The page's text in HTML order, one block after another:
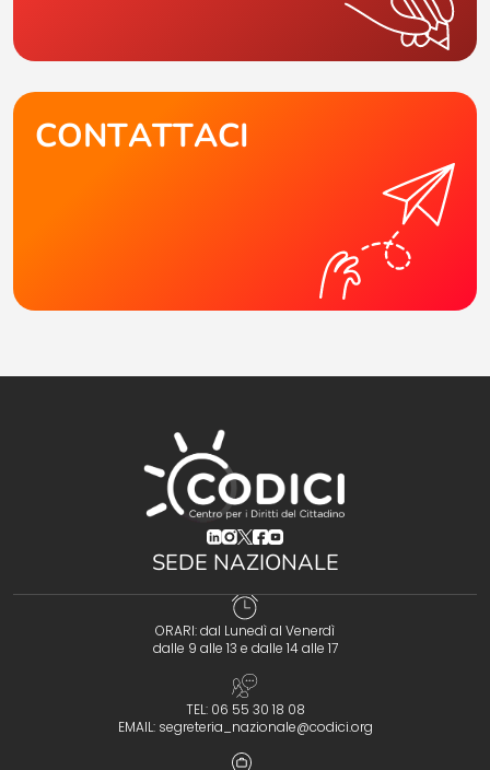
CONTATTACI
(opens in a new tab)
(opens in a new tab)
(opens in a new tab)
(opens in a new tab)
(opens in a new tab)
SEDE NAZIONALE
ORARI: dal Lunedì al Venerdì
dalle 9 alle 13 e dalle 14 alle 17
TEL: 06 55 30 18 08
EMAIL: segreteria_nazionale@codici.org